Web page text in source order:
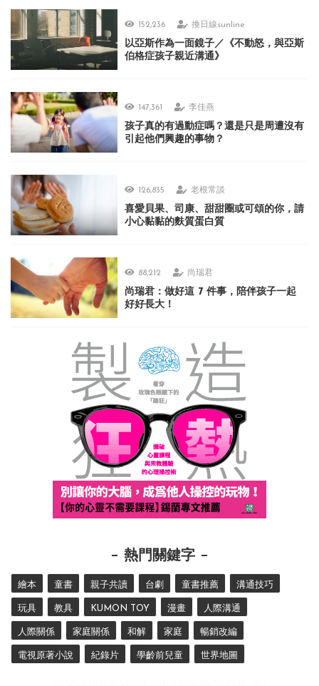
152,236 換日線sunline
以亞斯作為一面鏡子／《不動怒，與亞斯
伯格症孩子親近溝通》
147,361 李佳燕
孩子真的有過動症嗎？還是只是周遭沒有
引起他們興趣的事物？
126,835 老根常談
喜愛貝果、司康、甜甜圈或可頌的你，請
小心黏黏的麩質蛋白質
88,212 尚瑞君
尚瑞君：做好這 7 件事，陪伴孩子一起
好好長大！
熱門關鍵字
繪本 童書 親子共讀 台劇 童書推薦 溝通技巧
玩具 教具 KUMON TOY 漫畫 人際溝通
人際關係 家庭關係 和解 家庭 暢銷改編
電視原著小說 紀錄片 學齡前兒童 世界地圖